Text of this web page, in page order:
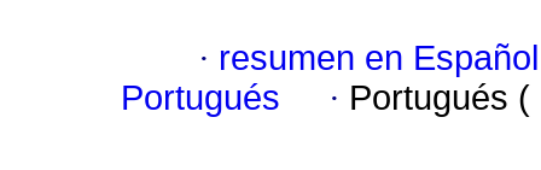
· resumen en Español
Portugués
· Portugués (